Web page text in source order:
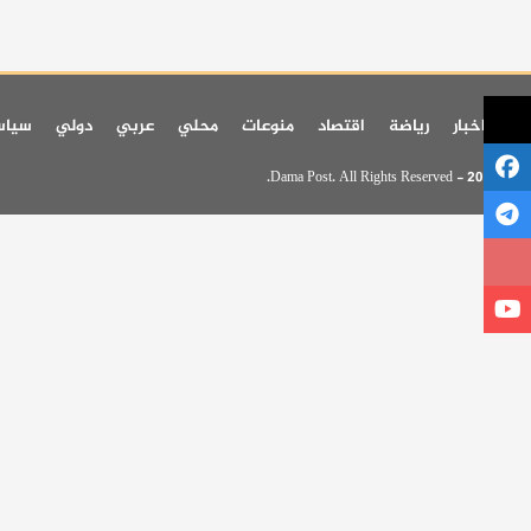
اخر اخبار رياضة اقتصاد منوعات محلي عربي دولي
© 2026 - Dama Post. All Rights Reserved.